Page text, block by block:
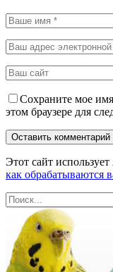
Сохраните мое
этом браузере для
Этот сайт
как обрабатываются